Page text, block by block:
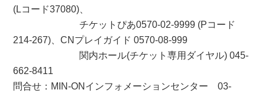
(Lコード37080)、
チケットぴあ0570-02-9999 (Pコード
214-267)、CNプレイガイド 0570-08-999
関内ホール(チケット専用ダイヤル) 045-
662-8411
問合せ：MIN-ONインフォメーションセンター 03-